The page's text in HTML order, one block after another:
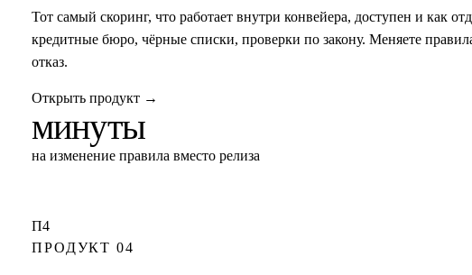
Тот самый скоринг, что работает внутри конвейера, доступен и как
кредитные бюро, чёрные списки, проверки по закону. Меняете
отказ.
Открыть продукт →
минуты
на изменение правила вместо релиза
П4
ПРОДУКТ 04